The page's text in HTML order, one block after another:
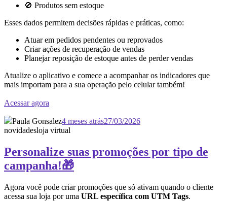
🚫 Produtos sem estoque
Esses dados permitem decisões rápidas e práticas, como:
Atuar em pedidos pendentes ou reprovados
Criar ações de recuperação de vendas
Planejar reposição de estoque antes de perder vendas
Atualize o aplicativo e comece a acompanhar os indicadores que
mais importam para a sua operação pelo celular também!
Acessar agora
Paula Gonsalez4 meses atrás27/03/2026
novidadesloja virtual
Personalize suas promoções por tipo de
campanha!🎁
Agora você pode criar promoções que só ativam quando o cliente
acessa sua loja por uma URL específica com UTM Tags.